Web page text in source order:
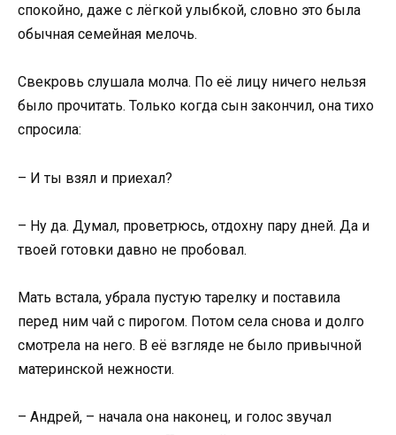
спокойно, даже с лёгкой улыбкой, словно это была
обычная семейная мелочь.
Свекровь слушала молча. По её лицу ничего нельзя
было прочитать. Только когда сын закончил, она тихо
спросила:
– И ты взял и приехал?
– Ну да. Думал, проветрюсь, отдохну пару дней. Да и
твоей готовки давно не пробовал.
Мать встала, убрала пустую тарелку и поставила
перед ним чай с пирогом. Потом села снова и долго
смотрела на него. В её взгляде не было привычной
материнской нежности.
– Андрей, – начала она наконец, и голос звучал